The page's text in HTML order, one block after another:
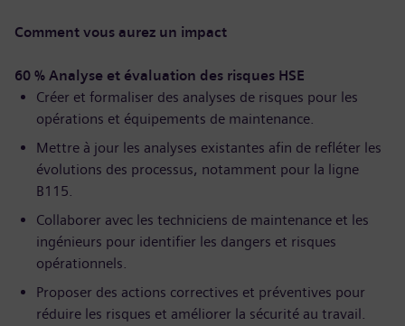
Comment vous aurez un impact
60 % Analyse et évaluation des risques HSE
Créer et formaliser des analyses de risques pour les
opérations et équipements de maintenance.
Mettre à jour les analyses existantes afin de refléter les
évolutions des processus, notamment pour la ligne
B115.
Collaborer avec les techniciens de maintenance et les
ingénieurs pour identifier les dangers et risques
opérationnels.
Proposer des actions correctives et préventives pour
réduire les risques et améliorer la sécurité au travail.